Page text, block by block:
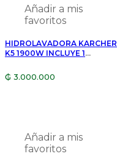
Añadir a mis
favoritos
HIDROLAVADORA KARCHER
K5 1900W INCLUYE 1
₲ 3.000.000
Añadir a mis
favoritos